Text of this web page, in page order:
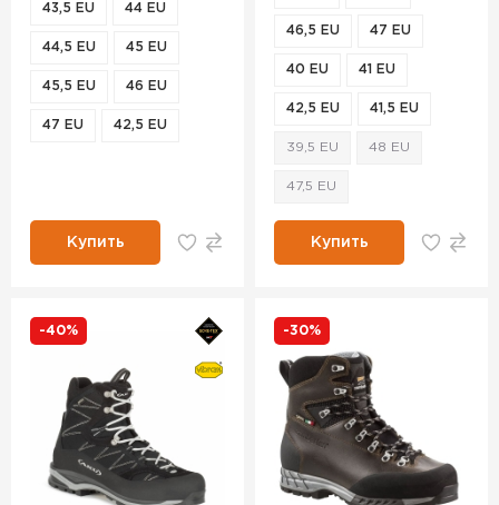
43,5 EU 44 EU
44,5 EU 45 EU
45,5 EU 46 EU
47 EU 42,5 EU
Купить
46,5 EU 47 EU
40 EU 41 EU
42,5 EU 41,5 EU
39,5 EU 48 EU
47,5 EU
Купить
-40% -30%